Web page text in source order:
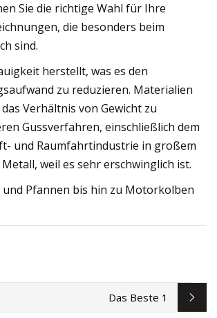
Sie die richtige Wahl für Ihre
die besonders beim
sind.
herstellt, was es den
zu reduzieren. Materialien
Verhältnis von Gewicht zu
Gussverfahren, einschließlich dem
und Raumfahrtindustrie in großem
weil es sehr erschwinglich ist.
Pfannen bis hin zu Motorkolben
Das Beste 1